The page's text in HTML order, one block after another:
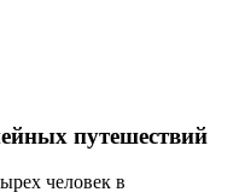
путешествий
человек в